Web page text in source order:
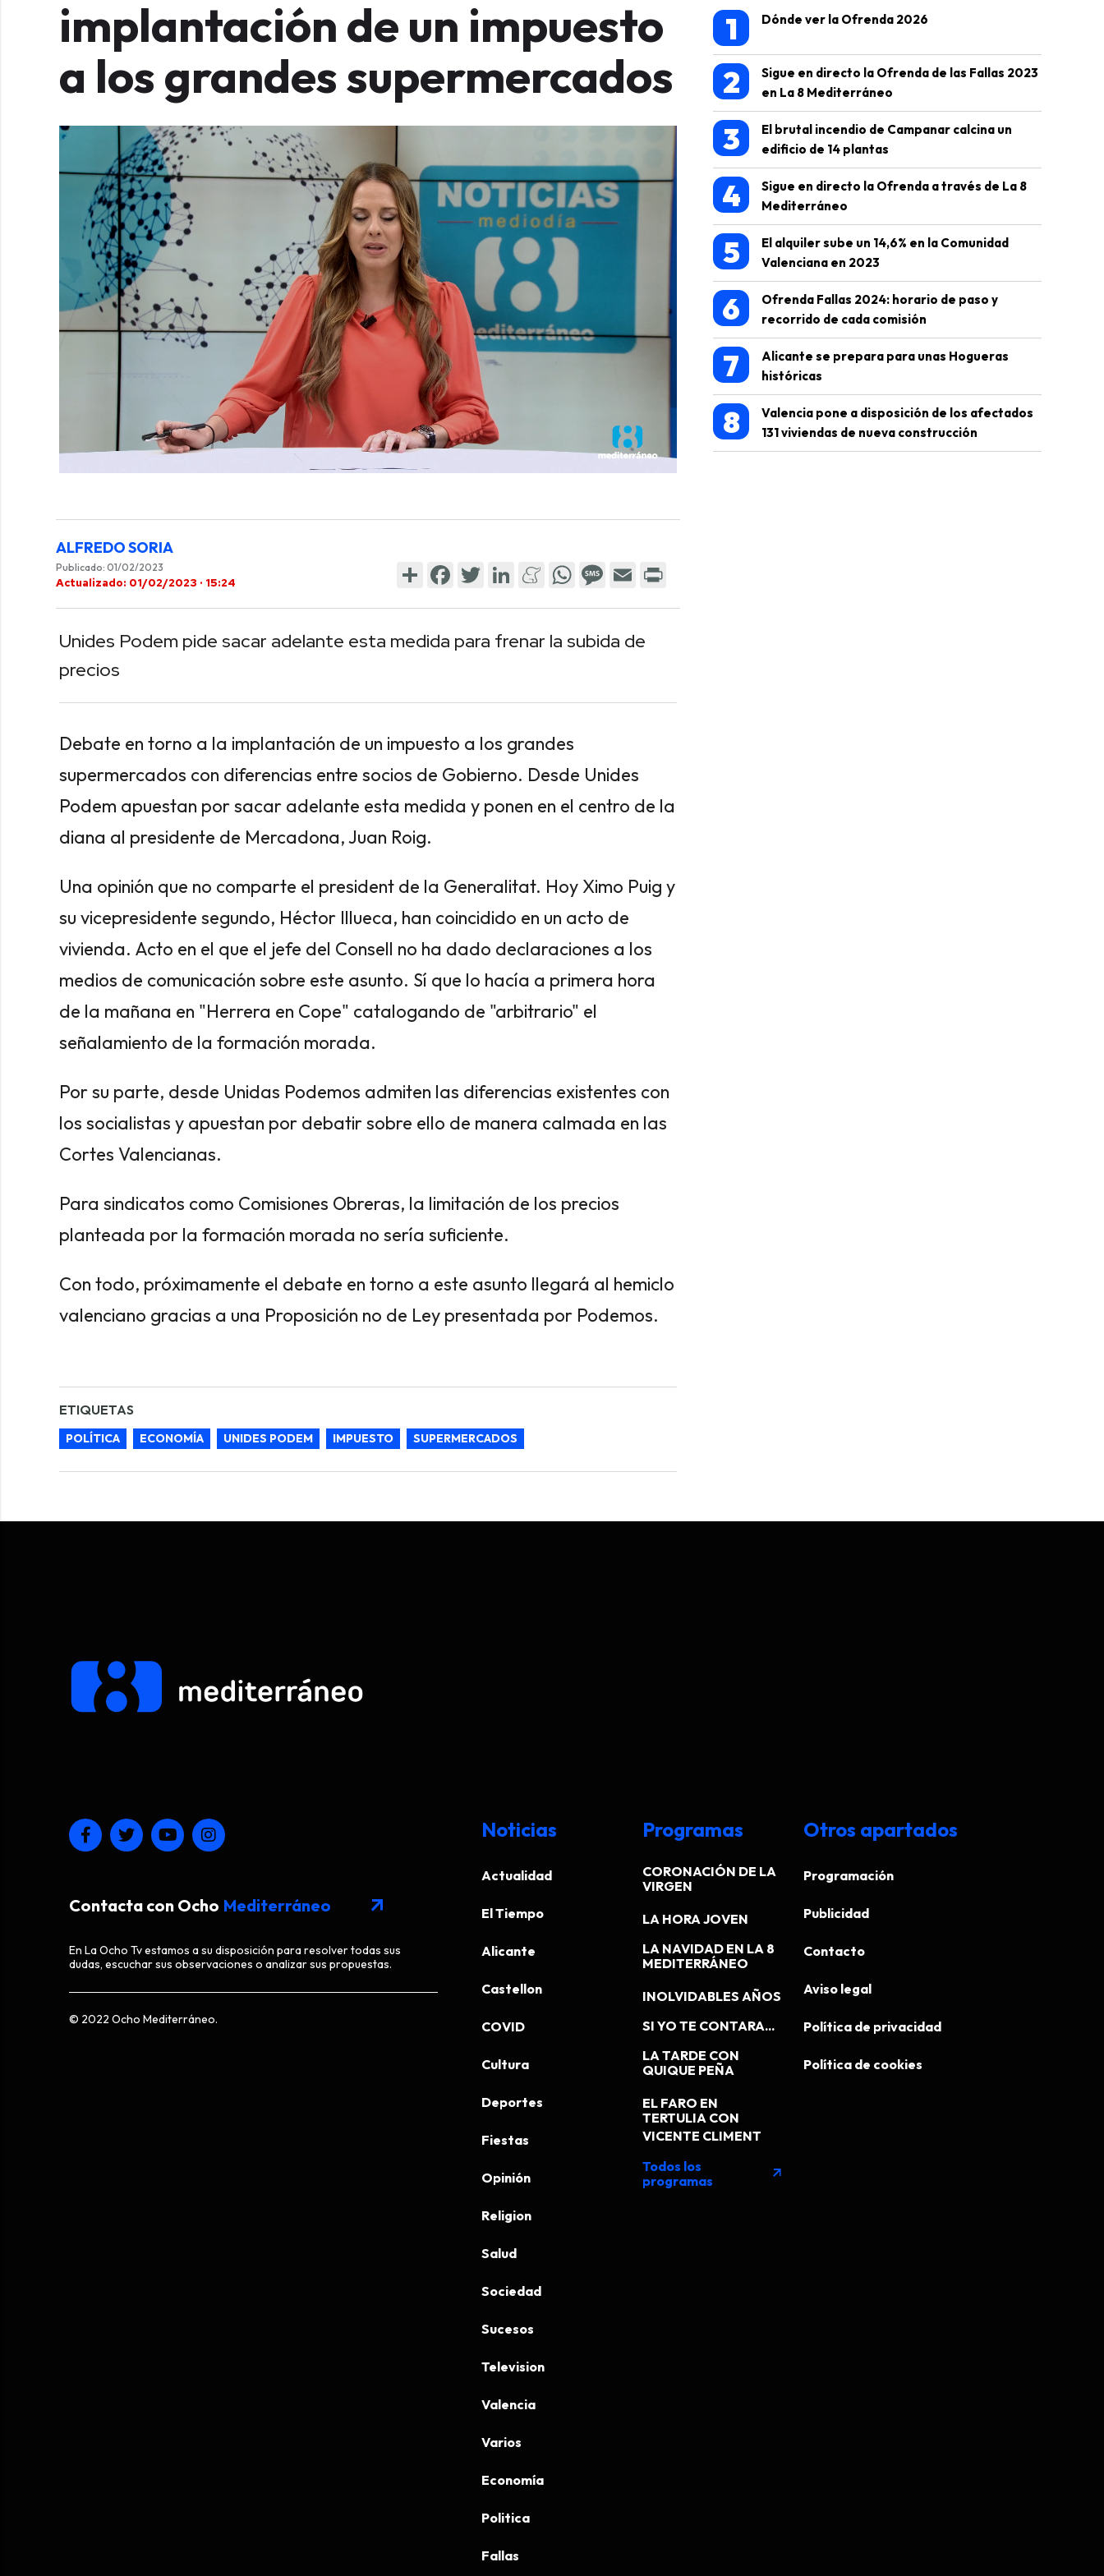
implantación de un impuesto
a los grandes supermercados
0
minutes,
secondsVolume
0%
ALFREDO SORIA
Publicado: 01/02/2023
Actualizado: 01/02/2023 · 15:24
ShareFacebook
TwitterLinkedInMeneame
WhatsApp
Message
Email
Unides Podem pide sacar adelante esta medida para frenar la subida de
precios
Debate en torno a la implantación de un impuesto a los grandes
supermercados con diferencias entre socios de Gobierno. Desde Unides
Podem apuestan por sacar adelante esta medida y ponen en el centro de la
diana al presidente de Mercadona, Juan Roig.
Una opinión que no comparte el president de la Generalitat. Hoy Ximo Puig y
su vicepresidente segundo, Héctor Illueca, han coincidido en un acto de
vivienda. Acto en el que el jefe del Consell no ha dado declaraciones a los
medios de comunicación sobre este asunto. Sí que lo hacía a primera hora
de la mañana en "Herrera en Cope" catalogando de "arbitrario" el
señalamiento de la formación morada.
Por su parte, desde Unidas Podemos admiten las diferencias existentes con
los socialistas y apuestan por debatir sobre ello de manera calmada en las
Cortes Valencianas.
Para sindicatos como Comisiones Obreras, la limitación de los precios
planteada por la formación morada no sería suficiente.
Con todo, próximamente el debate en torno a este asunto llegará al hemiclo
valenciano gracias a una Proposición no de Ley presentada por Podemos.
ETIQUETAS
POLÍTICA ECONOMÍA UNIDES PODEM IMPUESTO SUPERMERCADOS
1 Dónde ver la Ofrenda 2026
2
Sigue en directo la Ofrenda de las Fallas 2023
en La 8 Mediterráneo
3
El brutal incendio de Campanar calcina un
edificio de 14 plantas
4
Sigue en directo la Ofrenda a través de La 8
Mediterráneo
5
El alquiler sube un 14,6% en la Comunidad
Valenciana en 2023
6
Ofrenda Fallas 2024: horario de paso y
recorrido de cada comisión
7
Alicante se prepara para unas Hogueras
históricas
8
Valencia pone a disposición de los afectados
131 viviendas de nueva construcción
Contacta con Ocho Mediterráneo arrow_outward
En La Ocho Tv estamos a su disposición para resolver todas sus
dudas, escuchar sus observaciones o analizar sus propuestas.
© 2022 Ocho Mediterráneo.
Noticias
Actualidad
El Tiempo
Alicante
Castellon
COVID
Cultura
Deportes
Fiestas
Opinión
Religion
Salud
Sociedad
Sucesos
Television
Valencia
Varios
Economía
Politica
Fallas
Programas
CORONACIÓN DE LA
VIRGEN
LA HORA JOVEN
LA NAVIDAD EN LA 8
MEDITERRÁNEO
INOLVIDABLES AÑOS
SI YO TE CONTARA...
LA TARDE CON
QUIQUE PEÑA
EL FARO EN
TERTULIA CON
VICENTE CLIMENT
Todos los
programas
arrow_outward
Otros apartados
Programación
Publicidad
Contacto
Aviso legal
Política de privacidad
Política de cookies